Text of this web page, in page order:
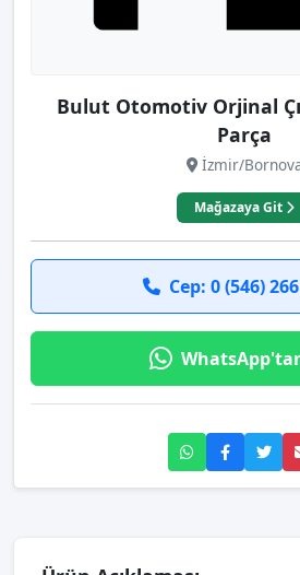
Bulut Otomotiv Orjinal
Parça
İzmir/
Mağazaya Git
Cep: 0 (546)